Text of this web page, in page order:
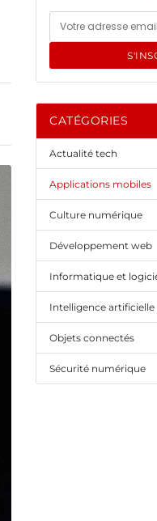
CATÉGORIES
Actualité tech
Applications mobiles
Culture numérique
Développement web
Informatique et
Intelligence artificielle
Objets connectés
Sécurité numérique